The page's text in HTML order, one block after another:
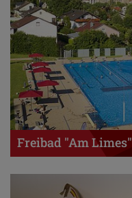
Freibad "Am Limes"